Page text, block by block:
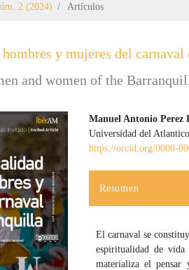
2 (2024) Artículos
y mujeres del
and women of the
Contenido
Manuel Antonio Perez
Universidad del Atlantico
https://orcid.org/0000-
Resumen
El carnaval se
espiritualidad de
materializa el pensar